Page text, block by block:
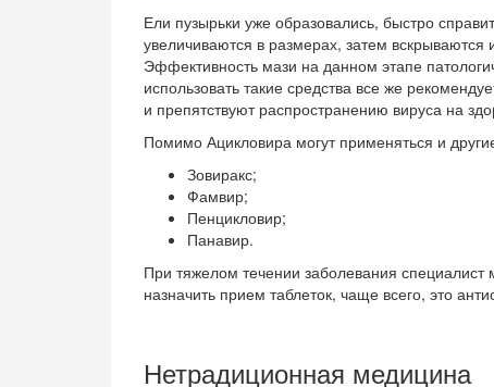
Ели пузырьки уже образовались, быстро
увеличиваются в размерах, затем
Эффективность мази на данном этапе
использовать такие средства все же
и препятствуют распространению вируса на
Помимо Ацикловира могут применяться и
Зовиракс;
Фамвир;
Пенцикловир;
Панавир.
При тяжелом течении заболевания специалист
назначить прием таблеток, чаще всего, это
Нетрадиционная медицина